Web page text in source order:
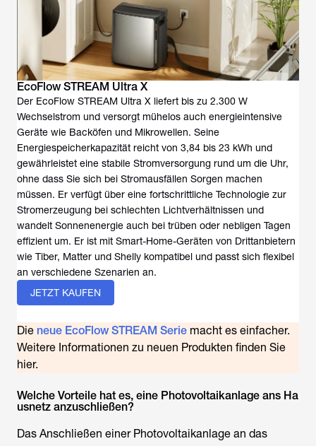
EcoFlow STREAM Ultra X
Der EcoFlow STREAM Ultra X liefert bis zu 2.300 W
Wechselstrom und versorgt mühelos auch energieintensive
Geräte wie Backöfen und Mikrowellen. Seine
Energiespeicherkapazität reicht von 3,84 bis 23 kWh und
gewährleistet eine stabile Stromversorgung rund um die Uhr,
ohne dass Sie sich bei Stromausfällen Sorgen machen
müssen. Er verfügt über eine fortschrittliche Technologie zur
Stromerzeugung bei schlechten Lichtverhältnissen und
wandelt Sonnenenergie auch bei trüben oder nebligen Tagen
effizient um. Er ist mit Smart-Home-Geräten von Drittanbietern
wie Tiber, Matter und Shelly kompatibel und passt sich flexibel
an verschiedene Szenarien an.
JETZT KAUFEN
Die neue EcoFlow STREAM Serie macht es einfacher.
Weitere Informationen zu neuen Produkten finden Sie
hier.
Welche Vorteile hat es, eine Photovoltaikanlage ans Ha
usnetz anzuschließen?
Das Anschließen einer Photovoltaikanlage an das